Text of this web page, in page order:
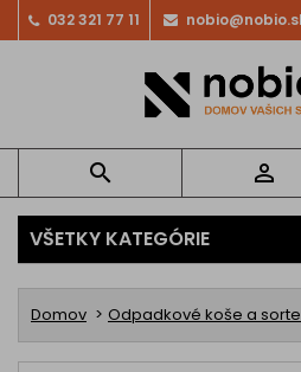
032 321 77 11
 
VŠETKY KATEGÓRIE
Domov Odpadkové koše a